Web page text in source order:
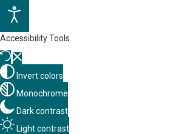
Accessibility Tools
Invert colors
Monochrome
Dark contrast
Light contrast